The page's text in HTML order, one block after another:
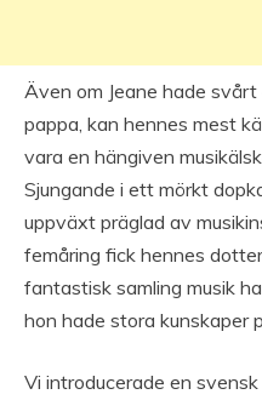
Även om Jeane hade
pappa, kan hennes mest
vara en hängiven
Sjungande i ett mörkt
uppväxt präglad av
femåring fick hennes
fantastisk samling musik
hon hade stora kunskaper
Vi introducerade en